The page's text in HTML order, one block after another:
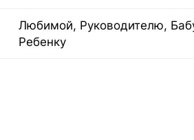
Любимой, Руководителю,
Ребенку